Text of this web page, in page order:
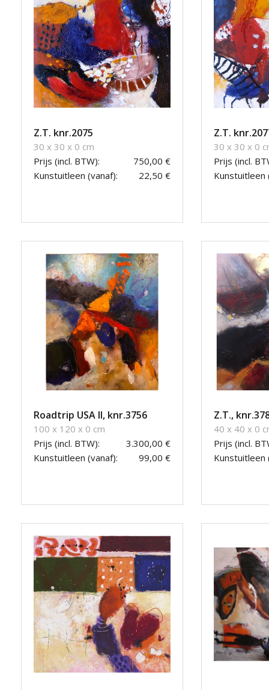
Z.T. knr.2075
30 x 30 x 0 cm
Prijs (incl. BTW):
750,00 €
Kunstuitleen (vanaf):
22,50 €
Z.T.
30 x 30 x 0
Prijs (incl.
Kunstuitleen
Roadtrip USA II, knr.3756
100 x 120 x 0 cm
Prijs (incl. BTW):
3.300,00 €
Kunstuitleen (vanaf):
99,00 €
Z.T.,
40 x 40 x 0
Prijs (incl.
Kunstuitleen